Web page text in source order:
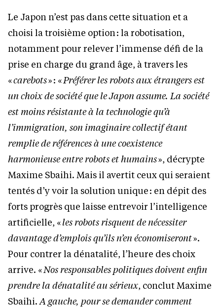
Le Japon n’est pas dans cette situation et a
choisi la troisième option : la robotisation,
notamment pour relever l’immense défi de la
prise en charge du grand âge, à travers les
«carebots» : «Préférer les robots aux étrangers est
un choix de société que le Japon assume. La société
est moins résistante à la technologie qu’à
l’immigration, son imaginaire collectif étant
remplie de références à une coexistence
harmonieuse entre robots et humains», décrypte
Maxime Sbaihi. Mais il avertit ceux qui seraient
tentés d’y voir la solution unique : en dépit des
forts progrès que laisse entrevoir l’intelligence
artificielle, «les robots risquent de nécessiter
davantage d’emplois qu’ils n’en économiseront».
Pour contrer la dénatalité, l’heure des choix
arrive. «Nos responsables politiques doivent enfin
prendre la dénatalité au sérieux, conclut Maxime
Sbaihi.A gauche, pour se demander comment